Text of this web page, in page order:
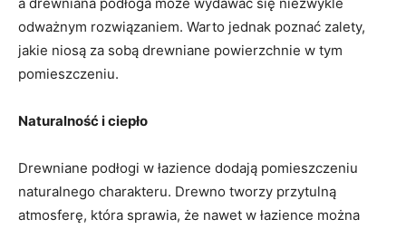
odważnym rozwiązaniem. Warto ⁤jednak poznać zalety,
jakie niosą za sobą​ drewniane powierzchnie ⁢w tym
pomieszczeniu.
Naturalność i ciepło
Drewniane​ podłogi w łazience ⁤dodają pomieszczeniu
naturalnego charakteru. Drewno tworzy przytulną
atmosferę, która sprawia, że nawet w ⁢łazience można